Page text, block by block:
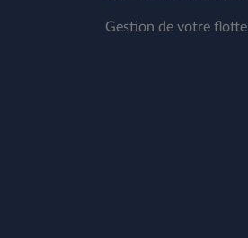
Gestion de votre flotte